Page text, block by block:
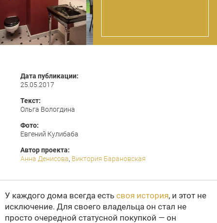
Дата публикации:
25.05.2017
Текст:
Ольга Вологдина
Фото:
Евгений Кулибаба
Автор проекта:
Анна Денисова, Виктория Барановская
У каждого дома всегда есть своя история, и этот не
исключение. Для своего владельца он стал не
просто очередной статусной покупкой — он